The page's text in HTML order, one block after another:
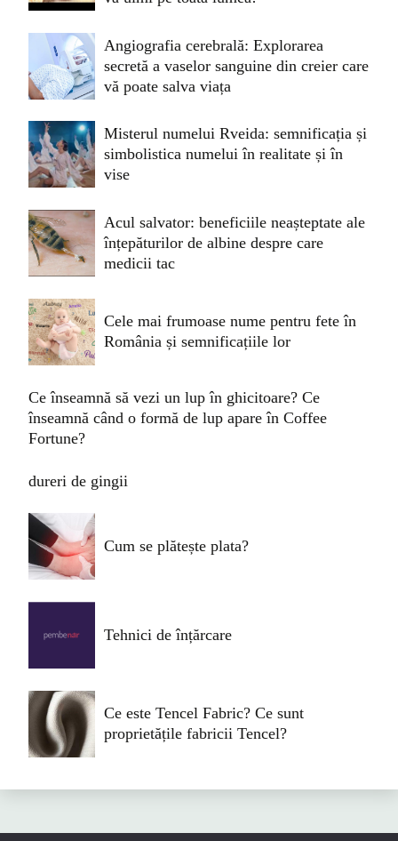
Angiografia cerebrală: Explorarea
secretă a vaselor sanguine din creier care
vă poate salva viața
Misterul numelui Rveida: semnificația și
simbolistica numelui în realitate și în
vise
Acul salvator: beneficiile neașteptate ale
înțepăturilor de albine despre care
medicii tac
Cele mai frumoase nume pentru fete în
România și semnificațiile lor
Ce înseamnă să vezi un lup în ghicitoare? Ce
înseamnă când o formă de lup apare în Coffee
Fortune?
dureri de gingii
Cum se plătește plata?
Tehnici de înțărcare
Ce este Tencel Fabric? Ce sunt
proprietățile fabricii Tencel?